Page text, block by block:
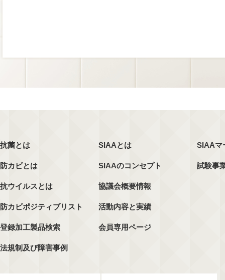
抗菌とは
防カビとは
抗ウイルスとは
防カビポジティブリスト
登録加工製品検索
法規制及び障害事例
SIAAとは
SIAAのコンセプト
協議会概要情報
活動内容と実績
会員専用ページ
SIAAマ
試験事